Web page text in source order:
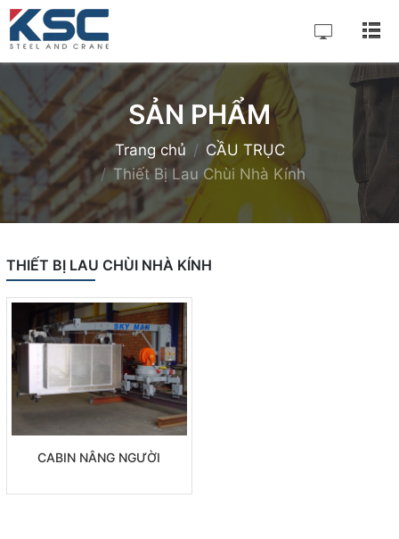
SẢN PHẨM
Trang chủ
CẦU TRỤC
Thiết Bị Lau Chùi Nhà Kính
THIẾT BỊ LAU CHÙI NHÀ KÍNH
CABIN NÂNG NGƯỜI